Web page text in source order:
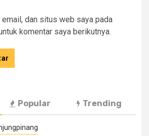
email, dan situs web saya pada
komentar saya berikutnya.
Popular Trending